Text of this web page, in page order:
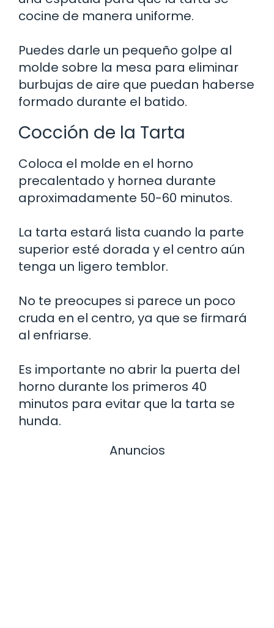
cocine de manera uniforme.
Puedes darle un pequeño golpe al
molde sobre la mesa para eliminar
burbujas de aire que puedan haberse
formado durante el batido.
Cocción de la Tarta
Coloca el molde en el horno
precalentado y hornea durante
aproximadamente 50-60 minutos.
La tarta estará lista cuando la parte
superior esté dorada y el centro aún
tenga un ligero temblor.
No te preocupes si parece un poco
cruda en el centro, ya que se firmará
al enfriarse.
Es importante no abrir la puerta del
horno durante los primeros 40
minutos para evitar que la tarta se
hunda.
Anuncios